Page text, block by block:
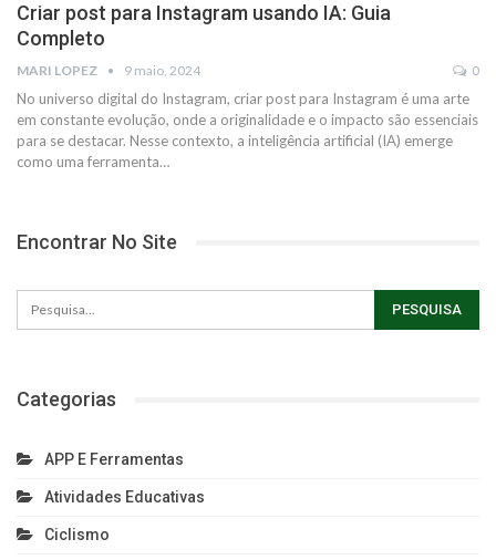
Criar post para Instagram usando IA: Guia
Completo
MARI LOPEZ 9 maio, 2024 0
No universo digital do Instagram, criar post para Instagram é uma arte
em constante evolução, onde a originalidade e o impacto são essenciais
para se destacar. Nesse contexto, a inteligência artificial (IA) emerge
como uma ferramenta…
Encontrar No Site
Categorias
APP E Ferramentas
Atividades Educativas
Ciclismo